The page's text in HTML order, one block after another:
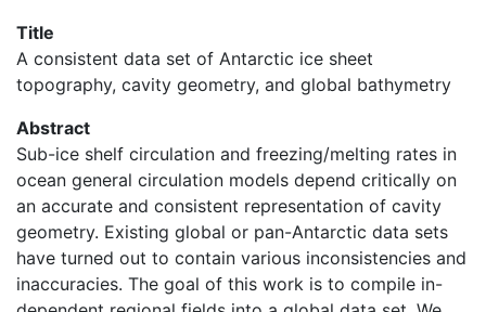
Title
A consistent data set of Antarctic ice sheet
topography, cavity geometry, and global bathymetry
Abstract
Sub-ice shelf circulation and freezing/melting rates in
ocean general circulation models depend critically on
an accurate and consistent representation of cavity
geometry. Existing global or pan-Antarctic data sets
have turned out to contain various inconsistencies and
inaccuracies. The goal of this work is to compile in-